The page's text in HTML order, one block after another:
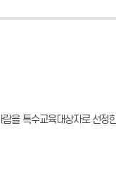
을 특수교육대상자로 선정